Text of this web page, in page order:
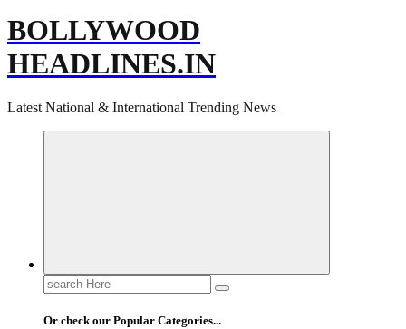
BOLLYWOOD
HEADLINES.IN
Latest National & International Trending News
Search
for:
Or check our Popular Categories...